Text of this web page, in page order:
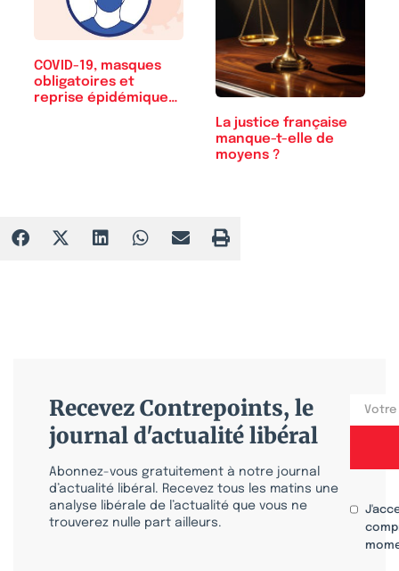
COVID-19, masques
obligatoires et
reprise épidémique…
La justice française
manque-t-elle de
moyens ?
Recevez Contrepoints, le
journal d'actualité libéral
Abonnez-vous gratuitement à notre journal
d’actualité libéral. Recevez tous les matins une
analyse libérale de l’actualité que vous ne
trouverez nulle part ailleurs.